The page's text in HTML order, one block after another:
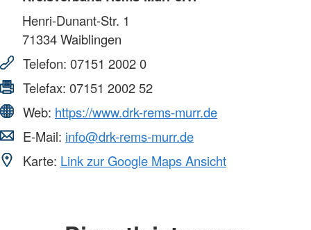
Henri-Dunant-Str. 1
71334Waiblingen
Telefon: 07151 2002 0
Telefax: 07151 2002 52
Web: https://www.drk-rems-murr.de
E-Mail: info@drk-rems-murr.de
Karte: Link zur Google Maps Ansicht